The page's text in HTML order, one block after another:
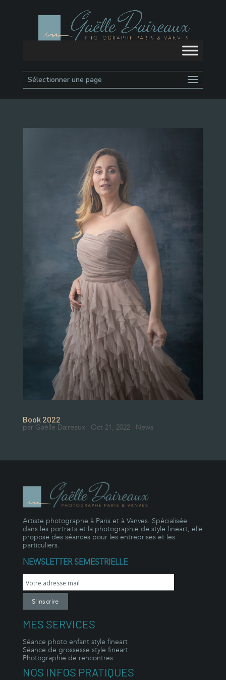
Sélectionner une page
Book 2022
par Gaëlle Daireaux Oct 21, 2022| News
Artiste photographe à Paris et à Vanves. Spécialisée
dans les portraits et la photographie de style fineart, elle
propose des séances pour les entreprises et les
particuliers.
NEWSLETTER SEMESTRIELLE
MES SERVICES
Séance photo enfant style fineart
Séance de grossesse style fineart
Photographie de rencontres
NOS INFOS PRATIQUES